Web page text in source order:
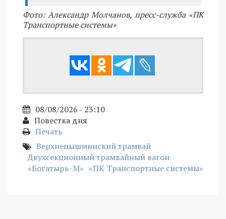
Фото: Александр Молчанов, пресс-служба «ПК
Транспортные системы»
08/08/2026 - 23:10
Повестка дня
Печать
Верхнепышминский трамвай
Двухсекционный трамвайный вагон
«Богатырь-М» «ПК Транспортные системы»